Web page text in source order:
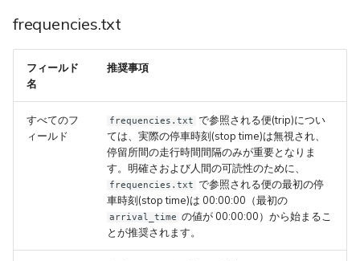
frequencies.txt
フィールド
名
推奨事項
すべてのフ
ィールド
frequencies.txt で参照される便(trip)につい
ては、実際の停車時刻(stop time)は無視され、
停留所間の走行時間間隔のみが重要となりま
す。明確さおよび人間の可読性のために、
frequencies.txt で参照される便の最初の停
車時刻(stop time)は 00:00:00（最初の
arrival_time の値が 00:00:00）から始まるこ
とが推奨されます。